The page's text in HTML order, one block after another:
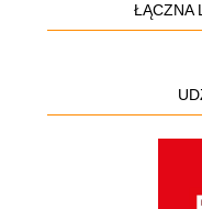
ŁĄCZNA